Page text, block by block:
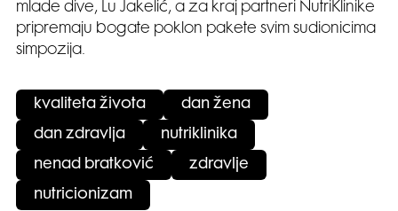
mlade dive, Lu Jakelić, a za kraj partneri NutriKlinike
pripremaju bogate poklon pakete svim sudionicima
simpozija.
kvaliteta života dan žena
dan zdravlja nutriklinika
nenad bratković zdravlje
nutricionizam